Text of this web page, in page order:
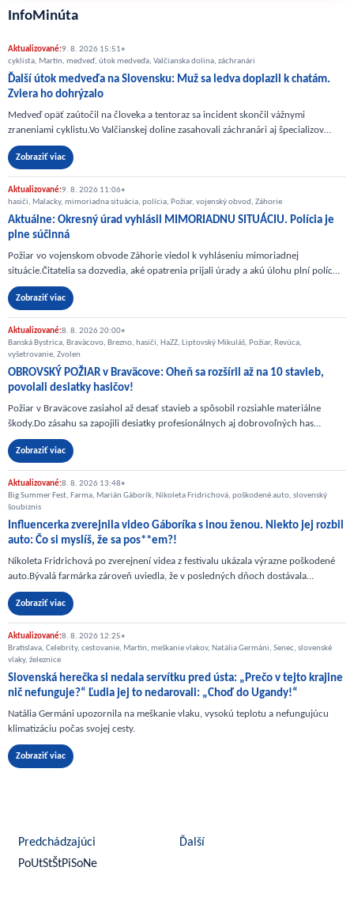
InfoMinúta
Aktualizované:9. 8. 2026 15:51•
cyklista, Martin, medveď, útok medveďa, Valčianska dolina, záchranári
Ďalší útok medveďa na Slovensku: Muž sa ledva doplazil k chatám.
Zviera ho dohrýzalo
Medveď opäť zaútočil na človeka a tentoraz sa incident skončil vážnymi
zraneniami cyklistu.Vo Valčianskej doline zasahovali záchranári aj špecializov…
Zobraziť viac
Aktualizované:9. 8. 2026 11:06•
hasiči, Malacky, mimoriadna situácia, polícia, Požiar, vojenský obvod, Záhorie
Aktuálne: Okresný úrad vyhlásil MIMORIADNU SITUÁCIU. Polícia je
plne súčinná
Požiar vo vojenskom obvode Záhorie viedol k vyhláseniu mimoriadnej
situácie.Čitatelia sa dozvedia, aké opatrenia prijali úrady a akú úlohu plní políc…
Zobraziť viac
Aktualizované:8. 8. 2026 20:00•
Banská Bystrica, Braväcovo, Brezno, hasiči, HaZZ, Liptovský Mikuláš, Požiar, Revúca,
vyšetrovanie, Zvolen
OBROVSKÝ POŽIAR v Braväcove: Oheň sa rozšíril až na 10 stavieb,
povolali desiatky hasičov!
Požiar v Braväcove zasiahol až desať stavieb a spôsobil rozsiahle materiálne
škody.Do zásahu sa zapojili desiatky profesionálnych aj dobrovoľných has…
Zobraziť viac
Aktualizované:8. 8. 2026 13:48•
Big Summer Fest, Farma, Marián Gáborík, Nikoleta Fridrichová, poškodené auto, slovenský
šoubiznis
Influencerka zverejnila video Gáboríka s inou ženou. Niekto jej rozbil
auto: Čo si myslíš, že sa pos**em?!
Nikoleta Fridrichová po zverejnení videa z festivalu ukázala výrazne poškodené
auto.Bývalá farmárka zároveň uviedla, že v posledných dňoch dostávala…
Zobraziť viac
Aktualizované:8. 8. 2026 12:25•
Bratislava, Celebrity, cestovanie, Martin, meškanie vlakov, Natália Germáni, Senec, slovenské
vlaky, železnice
Slovenská herečka si nedala servítku pred ústa: „Prečo v tejto krajine
nič nefunguje?“ Ľudia jej to nedarovali: „Choď do Ugandy!“
Natália Germáni upozornila na meškanie vlaku, vysokú teplotu a nefungujúcu
klimatizáciu počas svojej cesty.
Zobraziť viac
Predchádzajúci
Ďalší
PoUtStŠtPiSoNe